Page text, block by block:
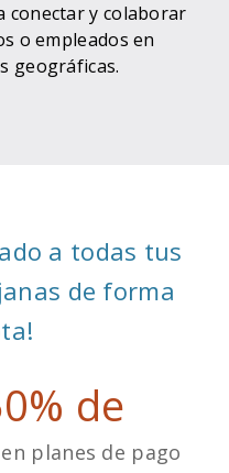
conectar y colaborar
o empleados en
geográficas.
a todas tus
de forma
de
en planes de pago